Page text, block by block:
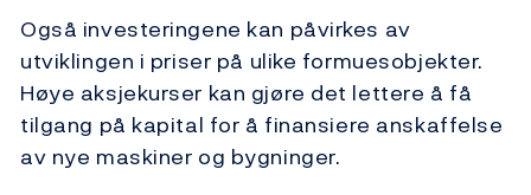
Også investeringene kan påvirkes av
utviklingen i priser på ulike formuesobjekter.
Høye aksjekurser kan gjøre det lettere å få
tilgang på kapital for å finansiere anskaffelse
av nye maskiner og bygninger.